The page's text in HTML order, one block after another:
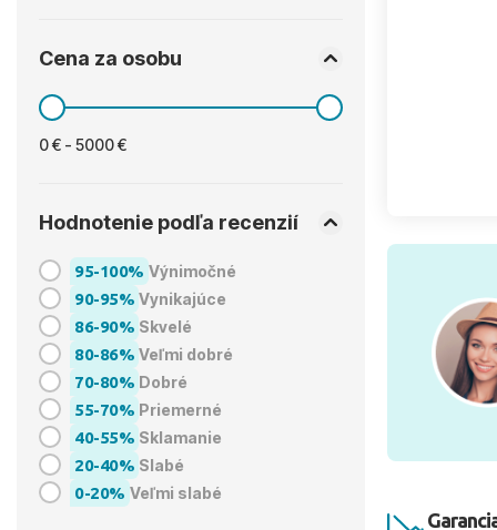
Cena za osobu
0 € - 5000 €
Hodnotenie podľa recenzií
95-100% Výnimočné
90-95% Vynikajúce
86-90% Skvelé
80-86% Veľmi dobré
70-80% Dobré
55-70% Priemerné
40-55% Sklamanie
20-40% Slabé
0-20% Veľmi slabé